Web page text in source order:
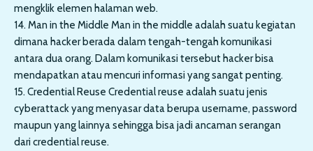
mengklik elemen halaman web.
14. Man in the Middle Man in the middle adalah suatu kegiatan
dimana hacker berada dalam tengah-tengah komunikasi
antara dua orang. Dalam komunikasi tersebut hacker bisa
mendapatkan atau mencuri informasi yang sangat penting.
15. Credential Reuse Credential reuse adalah suatu jenis
cyberattack yang menyasar data berupa username, password
maupun yang lainnya sehingga bisa jadi ancaman serangan
dari credential reuse.